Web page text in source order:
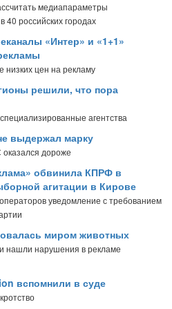
медиапараметры
40 российских городах
«Интер» и «1+1»
низких цен на рекламу
решили, что пора
агентства
выдержал марку
дороже
обвинила КПРФ в
агитации в Кирове
уведомление с требованием
миром животных
нашли нарушения в рекламе
вспомнили в суде